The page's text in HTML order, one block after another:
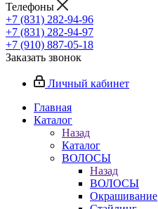
Телефоны
+7 (831) 282-94-96
+7 (831) 282-94-97
+7 (910) 887-05-18
Заказать звонок
Личный кабинет
Главная
Каталог
Назад
Каталог
ВОЛОСЫ
Назад
ВОЛОСЫ
Окрашивание